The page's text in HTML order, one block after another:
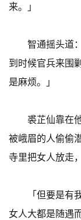
来。」
智通摇头道：
到时候官兵来围
是麻烦。」
裘芷仙靠在他
被峨眉的人偷偷
寺里把女人放走
「但要是有我
女人大都是随遇